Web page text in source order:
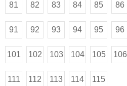
81 82 83 84 85 86
91 92 93 94 95 96
101 102 103 104 105 106
111 112 113 114 115